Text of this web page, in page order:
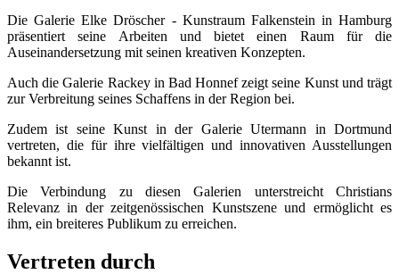
Die Galerie Elke Dröscher - Kunstraum Falkenstein in Hamburg
präsentiert seine Arbeiten und bietet einen Raum für die
Auseinandersetzung mit seinen kreativen Konzepten.
Auch die Galerie Rackey in Bad Honnef zeigt seine Kunst und trägt
zur Verbreitung seines Schaffens in der Region bei.
Zudem ist seine Kunst in der Galerie Utermann in Dortmund
vertreten, die für ihre vielfältigen und innovativen Ausstellungen
bekannt ist.
Die Verbindung zu diesen Galerien unterstreicht Christians
Relevanz in der zeitgenössischen Kunstszene und ermöglicht es
ihm, ein breiteres Publikum zu erreichen.
Vertreten durch